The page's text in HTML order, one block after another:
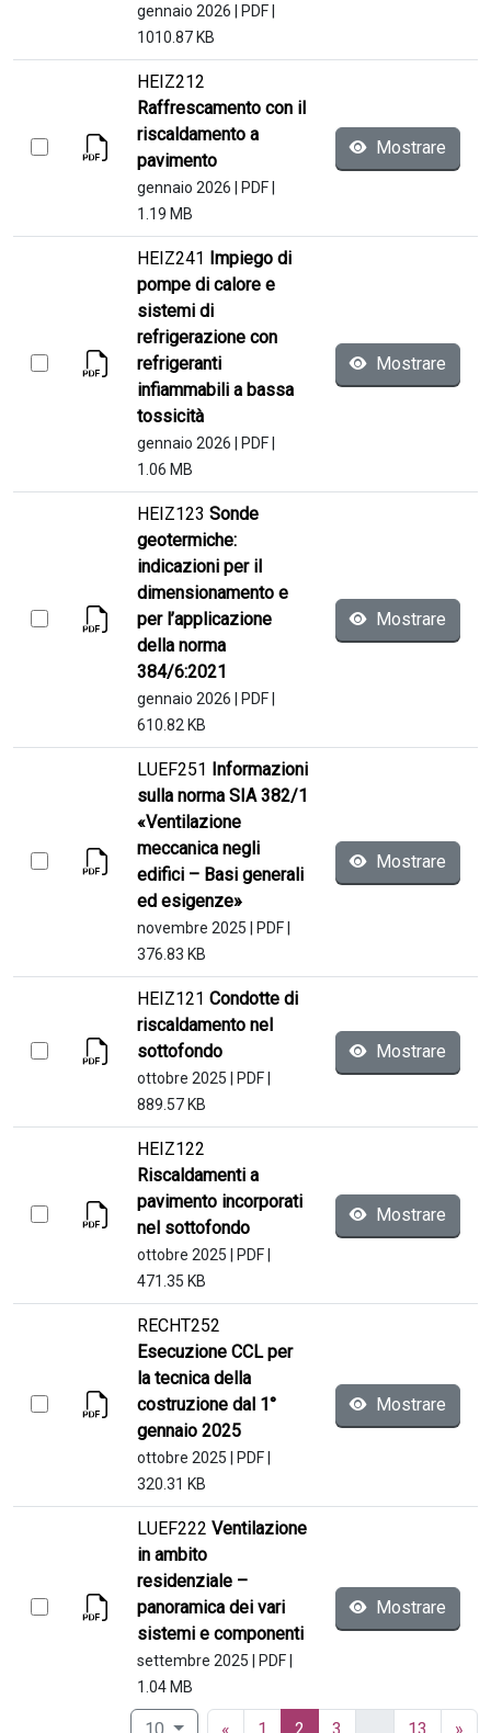
gennaio 2026 PDF
1010.87 KB
HEIZ212
Raffrescamento con il
riscaldamento a
pavimento
gennaio 2026 PDF
1.19 MB
Mostrare
HEIZ241 Impiego di
pompe di calore e
sistemi di
refrigerazione con
refrigeranti
infiammabili a bassa
tossicità
gennaio 2026 PDF
1.06 MB
Mostrare
HEIZ123 Sonde
geotermiche:
indicazioni per il
dimensionamento e
per l’applicazione
della norma
384/6:2021
gennaio 2026 PDF
610.82 KB
Mostrare
LUEF251 Informazioni
sulla norma SIA 382/1
«Ventilazione
meccanica negli
edifici – Basi generali
ed esigenze»
novembre 2025 PDF
376.83 KB
Mostrare
HEIZ121 Condotte di
riscaldamento nel
sottofondo
ottobre 2025 PDF
889.57 KB
Mostrare
HEIZ122
Riscaldamenti a
pavimento incorporati
nel sottofondo
ottobre 2025 PDF
471.35 KB
Mostrare
RECHT252
Esecuzione CCL per
la tecnica della
costruzione dal 1°
gennaio 2025
ottobre 2025 PDF
320.31 KB
Mostrare
LUEF222 Ventilazione
in ambito
residenziale –
panoramica dei vari
sistemi e componenti
settembre 2025 PDF
1.04 MB
Mostrare
(current)